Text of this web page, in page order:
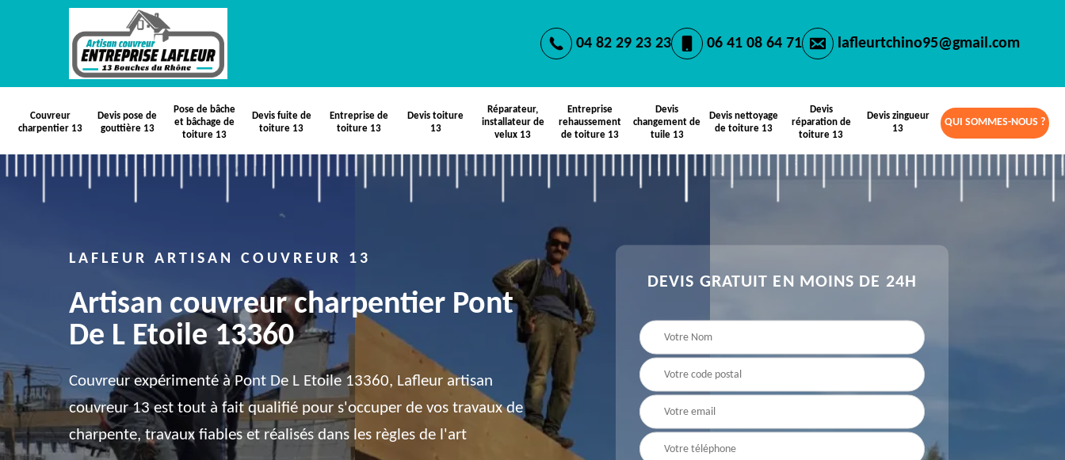
04 82 29 23 23 06 41 08 64 71 lafleurtchino95@gmail.com
Couvreur
charpentier 13
Devis pose de
gouttière 13
Pose de bâche
et bâchage de
toiture 13
Devis fuite de
toiture 13
Entreprise de
toiture 13
Devis toiture
13
Réparateur,
installateur de
velux 13
Entreprise
rehaussement
de toiture 13
Devis
changement de
tuile 13
Devis nettoyage
de toiture 13
Devis
réparation de
toiture 13
Devis zingueur
13
QUI SOMMES-NOUS ?
LAFLEUR ARTISAN COUVREUR 13
Artisan couvreur charpentier Pont
De L Etoile 13360
Couvreur expérimenté à Pont De L Etoile 13360, Lafleur artisan
couvreur 13 est tout à fait qualifié pour s'occuper de vos travaux de
charpente, travaux fiables et réalisés dans les règles de l'art
DEVIS GRATUIT EN MOINS DE 24H